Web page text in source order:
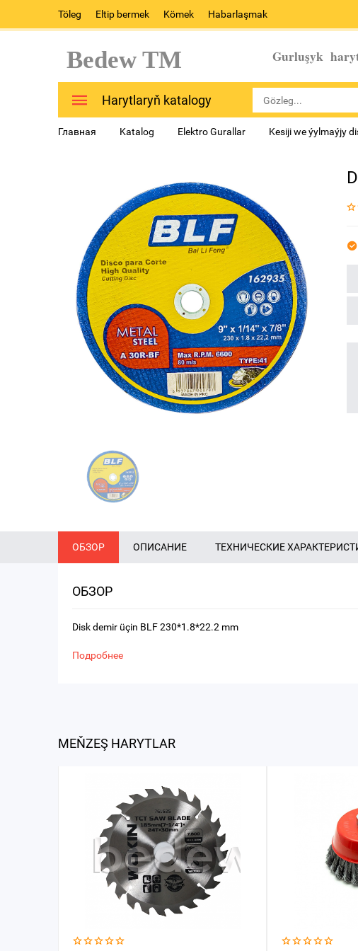
Töleg Eltip bermek Kömek Habarlaşmak
Bedew TM Gurluşyk
Harytlaryň katalogy
Главная Katalog Elektro Gurallar Kesiji we ýylmaýjy
ОБЗОР ОПИСАНИЕ ТЕХНИЧЕСКИЕ
ОБЗОР
Disk demir üçin BLF 230*1.8*22.2 mm
Подробнее
MEŇZEŞ HARYTLAR